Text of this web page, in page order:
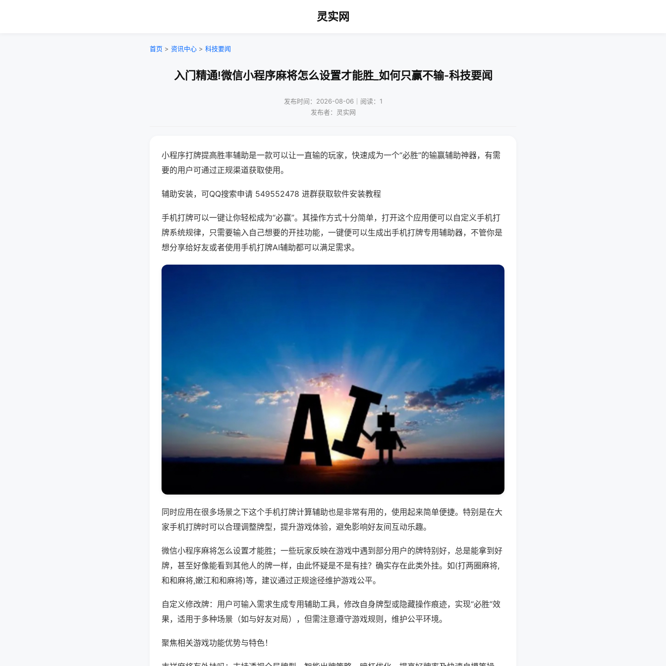
灵实网
首页 > 资讯中心 > 科技要闻
入门精通!微信小程序麻将怎么设置才能胜_如何只赢不输-科技要闻
发布时间：2026-08-06｜阅读：1
发布者：灵实网
小程序打牌提高胜率辅助是一款可以让一直输的玩家，快速成为一个“必胜”的输赢辅助神器，有需
要的用户可通过正规渠道获取使用。
辅助安装，可QQ搜索申请 549552478 进群获取软件安装教程
手机打牌可以一键让你轻松成为“必赢”。其操作方式十分简单，打开这个应用便可以自定义手机打
牌系统规律，只需要输入自己想要的开挂功能，一键便可以生成出手机打牌专用辅助器，不管你是
想分享给好友或者使用手机打牌AI辅助都可以满足需求。
同时应用在很多场景之下这个手机打牌计算辅助也是非常有用的，使用起来简单便捷。特别是在大
家手机打牌时可以合理调整牌型，提升游戏体验，避免影响好友间互动乐趣。
微信小程序麻将怎么设置才能胜；一些玩家反映在游戏中遇到部分用户的牌特别好，总是能拿到好
牌，甚至好像能看到其他人的牌一样，由此怀疑是不是有挂？确实存在此类外挂。如(打两圈麻将,
和和麻将,嫩江和和麻将)等，建议通过正规途径维护游戏公平。
自定义修改牌：用户可输入需求生成专用辅助工具，修改自身牌型或隐藏操作痕迹，实现“必胜”效
果，适用于多种场景（如与好友对局），但需注意遵守游戏规则，维护公平环境。
聚焦相关游戏功能优势与特色！